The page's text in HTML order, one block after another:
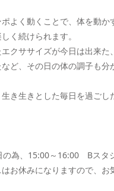
よく動くことで、体を動か
く続けられます。
クササイズが今日は出来た
ど、その日の体の調子も分
き生きとした毎日を過ごし
為、15:00～16:00 Bスタ
お休みになりますので、お